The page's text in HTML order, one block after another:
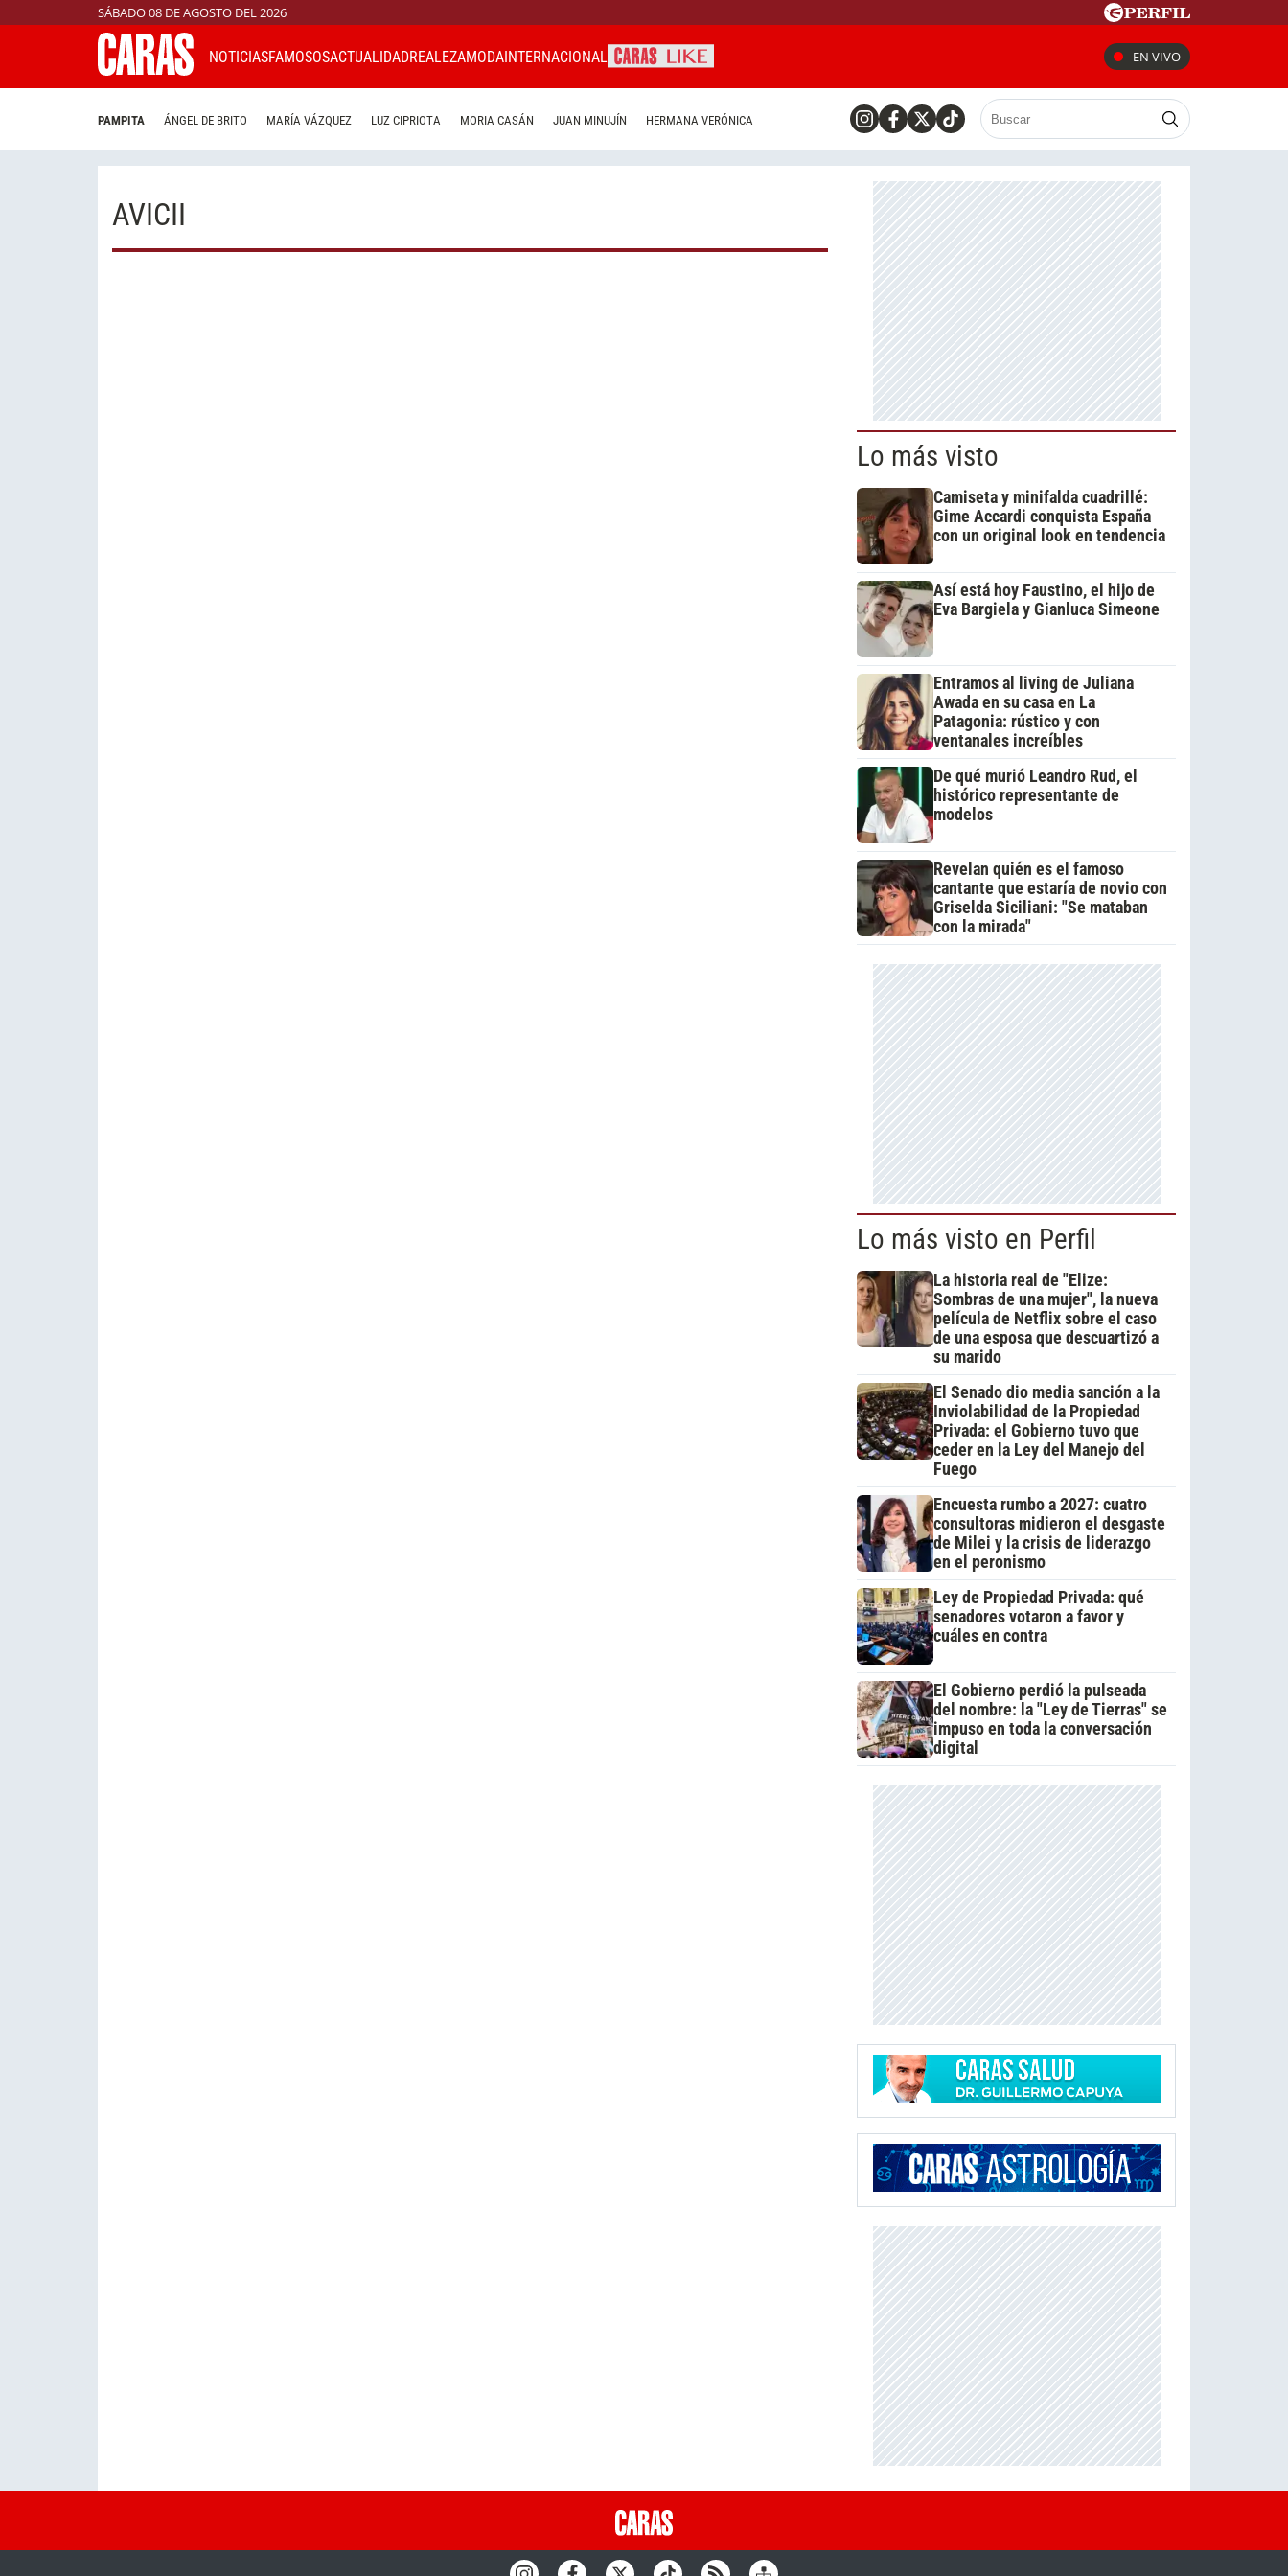
SÁBADO 08 DE AGOSTO DEL 2026
NOTICIASFAMOSOSACTUALIDADREALEZAMODAINTERNACIONAL EN VIVO
PAMPITA ÁNGEL DE BRITO MARÍA VÁZQUEZ LUZ CIPRIOTA MORIA CASÁN JUAN MINUJÍN HERMANA VERÓNICA
AVICII
Lo más visto
Camiseta y minifalda cuadrillé:
Gime Accardi conquista España
con un original look en tendencia
Así está hoy Faustino, el hijo de
Eva Bargiela y Gianluca Simeone
Entramos al living de Juliana
Awada en su casa en La
Patagonia: rústico y con
ventanales increíbles
De qué murió Leandro Rud, el
histórico representante de
modelos
Revelan quién es el famoso
cantante que estaría de novio con
Griselda Siciliani: "Se mataban
con la mirada"
Lo más visto en Perfil
La historia real de "Elize:
Sombras de una mujer", la nueva
película de Netflix sobre el caso
de una esposa que descuartizó a
su marido
El Senado dio media sanción a la
Inviolabilidad de la Propiedad
Privada: el Gobierno tuvo que
ceder en la Ley del Manejo del
Fuego
Encuesta rumbo a 2027: cuatro
consultoras midieron el desgaste
de Milei y la crisis de liderazgo
en el peronismo
Ley de Propiedad Privada: qué
senadores votaron a favor y
cuáles en contra
El Gobierno perdió la pulseada
del nombre: la "Ley de Tierras" se
impuso en toda la conversación
digital